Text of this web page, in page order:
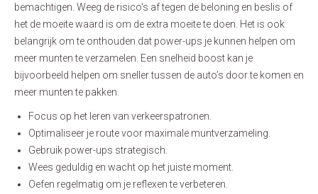
bemachtigen. Weeg de risico's af tegen de beloning en beslis of
het de moeite waard is om de extra moeite te doen. Het is ook
belangrijk om te onthouden dat power-ups je kunnen helpen om
meer munten te verzamelen. Een snelheid boost kan je
bijvoorbeeld helpen om sneller tussen de auto’s door te komen en
meer munten te pakken.
Focus op het leren van verkeerspatronen.
Optimaliseer je route voor maximale muntverzameling.
Gebruik power-ups strategisch.
Wees geduldig en wacht op het juiste moment.
Oefen regelmatig om je reflexen te verbeteren.